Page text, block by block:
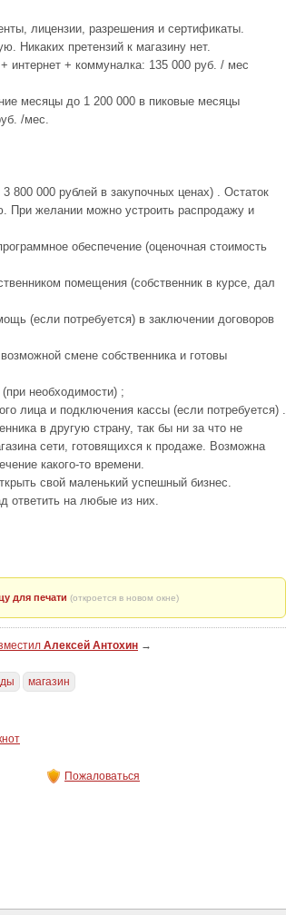
лицензии, разрешения и сертификаты.
Никаких претензий к магазину нет.
интернет + коммуналка: 135 000 руб. / мес
месяцы до 1 200 000 в пиковые месяцы
/мес.
800 000 рублей в закупочных ценах) . Остаток
При желании можно устроить распродажу и
обеспечение (оценочная стоимость
помещения (собственник в курсе, дал
(если потребуется) в заключении договоров
смене собственника и готовы
необходимости) ;
лица и подключения кассы (если потребуется) .
в другую страну, так бы ни за что не
сети, готовящихся к продаже. Возможна
какого-то времени.
свой маленький успешный бизнес.
ответить на любые из них.
для печати (откроется в новом окне)
Алексей Антохин →
магазин
Пожаловаться